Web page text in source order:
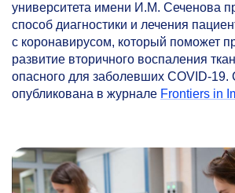
университета имени И.М. Сеченова
способ диагностики и лечения
с коронавирусом, который поможет
развитие вторичного воспаления
опасного для заболевших COVID-19.
опубликована в журнале Frontiers in